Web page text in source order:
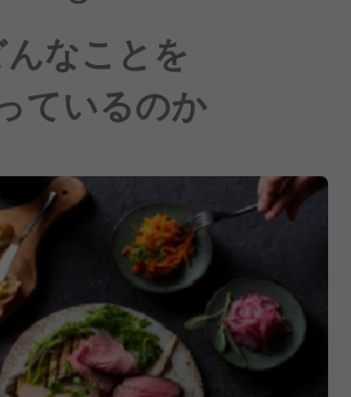
んなことを
ているのか